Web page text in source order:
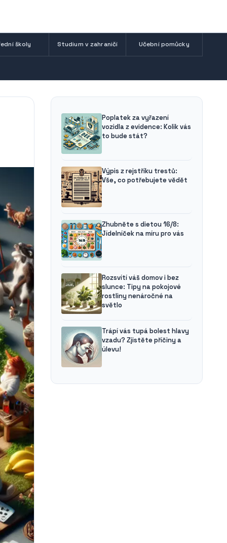
školy Studium v zahraničí Učební pomůcky
Poplatek za vyřazení
vozidla z evidence: Kolik vás
to bude stát?
Výpis z rejstříku trestů:
Vše, co potřebujete vědět
Zhubněte s dietou 16/8:
Jídelníček na míru pro vás
Rozsvítí váš domov i bez
slunce: Tipy na pokojové
rostliny nenáročné na
světlo
Trápí vás tupá bolest hlavy
vzadu? Zjistěte příčiny a
úlevu!